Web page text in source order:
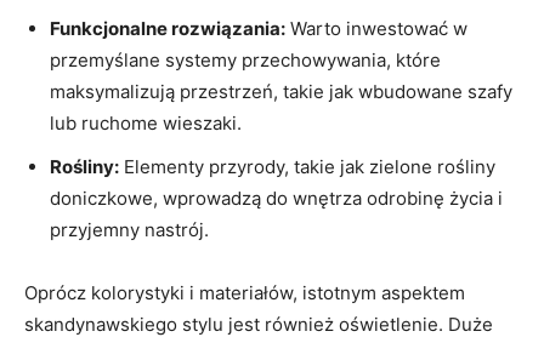
Funkcjonalne rozwiązania: Warto inwestować w
przemyślane systemy przechowywania, które
maksymalizują przestrzeń, takie jak wbudowane szafy
lub ruchome wieszaki.
Rośliny: Elementy przyrody, takie jak zielone rośliny
doniczkowe, wprowadzą do wnętrza odrobinę życia i
przyjemny nastrój.
Oprócz kolorystyki i materiałów, istotnym aspektem
skandynawskiego stylu jest również oświetlenie. Duże